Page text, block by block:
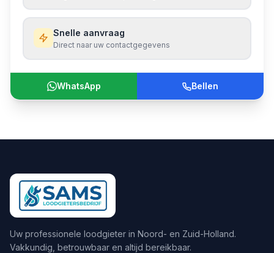
Snelle aanvraag
Direct naar uw contactgegevens
WhatsApp Bellen
Uw professionele loodgieter in Noord- en Zuid-Holland.
Vakkundig, betrouwbaar en altijd bereikbaar.